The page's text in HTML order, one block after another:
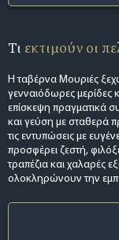
Τι εκτιμούν οι
Η ταβέρνα Μουριές
γενναιόδωρες μερίδες
επίσκεψη πραγματικά
και γεύση με σταθερά
τις εντυπώσεις με
προσφέρει ζεστή,
τραπέζια και χαλαρές
ολοκληρώνουν την